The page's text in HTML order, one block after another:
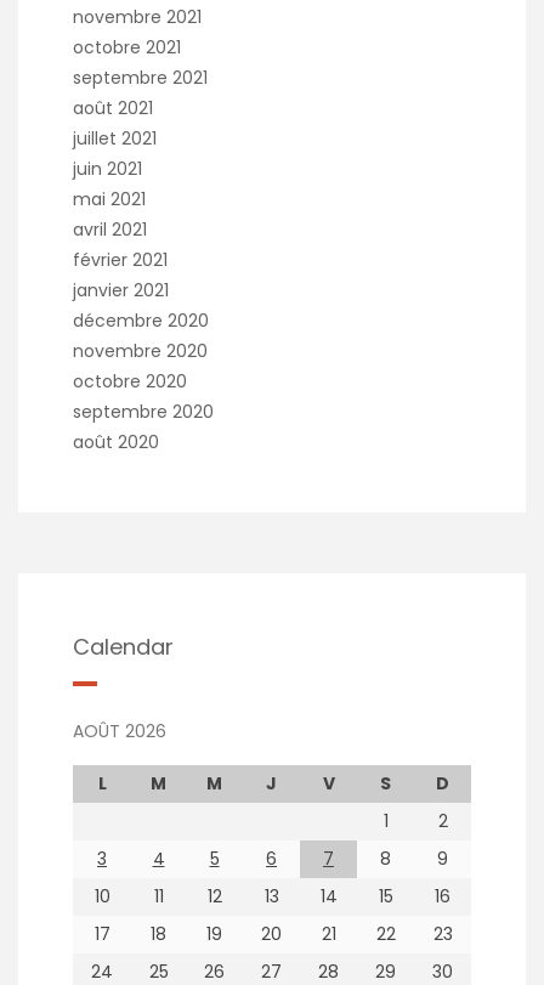
novembre 2021
octobre 2021
septembre 2021
août 2021
juillet 2021
juin 2021
mai 2021
avril 2021
février 2021
janvier 2021
décembre 2020
novembre 2020
octobre 2020
septembre 2020
août 2020
Calendar
AOÛT 2026
L M M J V S
D
1
2
3
4 5 6 7 8
9
10
11 12 13 14 15
16
17
18 19 20 21 22
23
24
25 26 27 28 29
30